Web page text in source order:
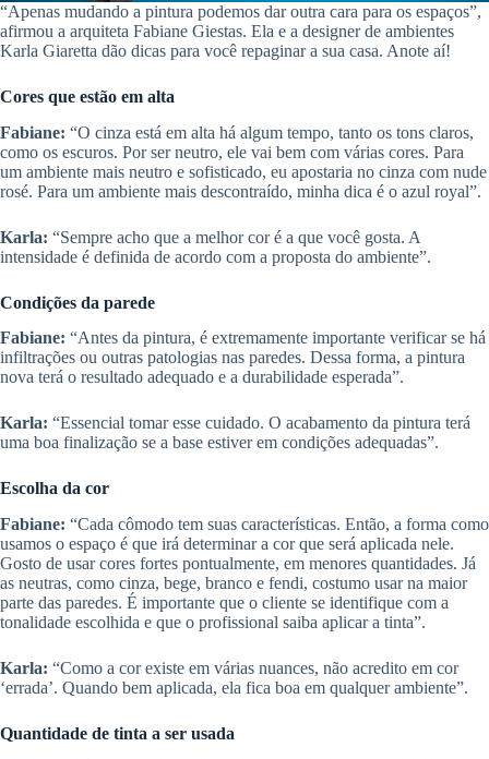
“Apenas mudando a pintura podemos dar outra cara para os espaços”,
afirmou a arquiteta Fabiane Giestas. Ela e a designer de ambientes
Karla Giaretta dão dicas para você repaginar a sua casa. Anote aí!
Cores que estão em alta
Fabiane: “O cinza está em alta há algum tempo, tanto os tons claros,
como os escuros. Por ser neutro, ele vai bem com várias cores. Para
um ambiente mais neutro e sofisticado, eu apostaria no cinza com nude
rosé. Para um ambiente mais descontraído, minha dica é o azul royal”.
Karla: “Sempre acho que a melhor cor é a que você gosta. A
intensidade é definida de acordo com a proposta do ambiente”.
Condições da parede
Fabiane: “Antes da pintura, é extremamente importante verificar se há
infiltrações ou outras patologias nas paredes. Dessa forma, a pintura
nova terá o resultado adequado e a durabilidade esperada”.
Karla: “Essencial tomar esse cuidado. O acabamento da pintura terá
uma boa finalização se a base estiver em condições adequadas”.
Escolha da cor
Fabiane: “Cada cômodo tem suas características. Então, a forma como
usamos o espaço é que irá determinar a cor que será aplicada nele.
Gosto de usar cores fortes pontualmente, em menores quantidades. Já
as neutras, como cinza, bege, branco e fendi, costumo usar na maior
parte das paredes. É importante que o cliente se identifique com a
tonalidade escolhida e que o profissional saiba aplicar a tinta”.
Karla: “Como a cor existe em várias nuances, não acredito em cor
‘errada’. Quando bem aplicada, ela fica boa em qualquer ambiente”.
Quantidade de tinta a ser usada